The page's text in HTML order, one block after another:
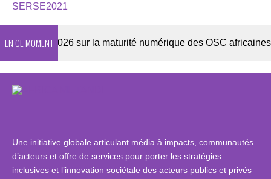
SERSE2021
EN CE MOMENT
2026 sur la maturité numérique des OSC africaines
Une initiative globale articulant média à impacts, communautés
d’acteurs et offre de services pour porter les stratégies
inclusives et l’innovation sociétale des acteurs publics et privés